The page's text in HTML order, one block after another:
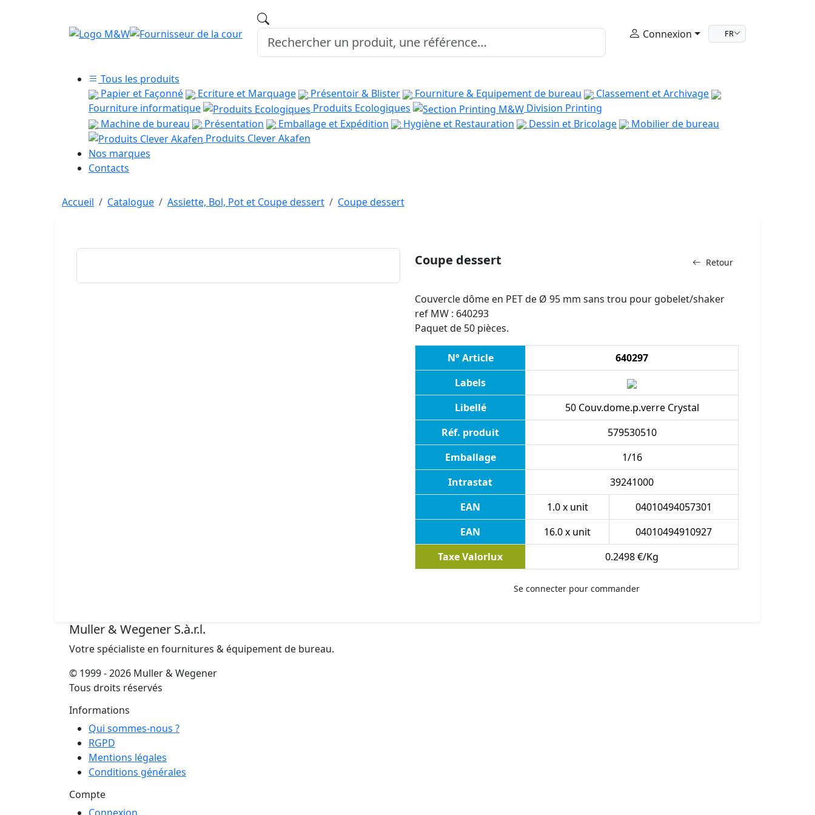
Connexion FR
Tous les produits
Papier et Façonné
Ecriture et Marquage Présentoir & Blister Fourniture & Equipement de bureau
Classement et Archivage
Fourniture informatique
Produits Ecologiques
Division Printing
Machine de bureau
Présentation Emballage et Expédition Hygiène et Restauration Dessin et Bricolage
Mobilier de bureau
Produits Clever Akafen
Nos marques
Contacts
Accueil Catalogue Assiette, Bol, Pot et Coupe dessert Coupe dessert
Retour
Coupe dessert
Couvercle dôme en PET de Ø 95 mm sans trou pour gobelet/shaker
ref MW : 640293
Paquet de 50 pièces.
N° Article
640297
Labels
Libellé
50 Couv.dome.p.verre Crystal
Réf. produit
579530510
Emballage
1/16
Intrastat
39241000
EAN
1.0 x unit
04010494057301
EAN
16.0 x unit
04010494910927
Taxe Valorlux
0.2498 €/Kg
Se connecter pour commander
Muller & Wegener S.à.r.l.
Votre spécialiste en fournitures & équipement de bureau.
© 1999 - 2026 Muller & Wegener
Tous droits réservés
Informations
Qui sommes-nous ?
RGPD
Mentions légales
Conditions générales
Compte